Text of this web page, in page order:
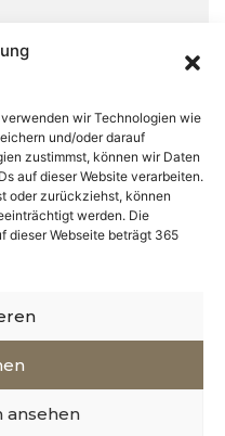
wir Technologien wie
und/oder darauf
zustimmst, können wir Daten
auf dieser Website verarbeiten.
oder zurückziehst, können
werden. Die
dieser Webseite beträgt 365
ansehen